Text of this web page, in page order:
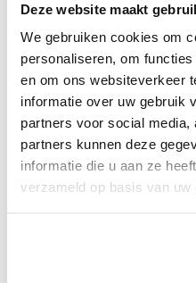
Deze website maakt
We gebruiken cookies om
personaliseren, om
en om ons websiteverkeer
informatie over uw gebruik
partners voor social
partners kunnen deze
informatie die u aan ze
verzameld op basis van